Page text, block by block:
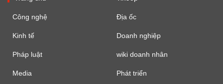
Công nghệ Địa ốc
Kinh tế Doanh nghiệp
Pháp luật wiki doanh nhân
Media Phát triển